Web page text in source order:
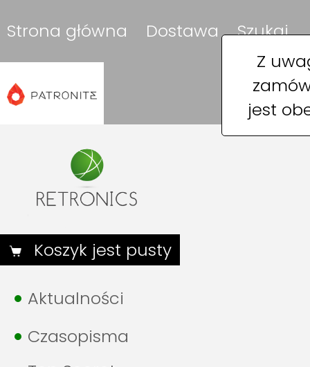
Z
jest
Strona główna Dostawa Szukaj
Koszyk jest pusty
Aktualności
Czasopisma